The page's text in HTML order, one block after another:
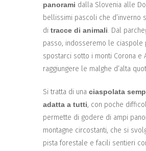
panorami dalla Slovenia alle
bellissimi pascoli che d’inverno
di tracce di animali. Dal
passo, indosseremo le ciaspole
spostarci sotto i monti Corona e
raggiungere le malghe d’alta
Si tratta di una ciaspolata
adatta a tutti, con poche
permette di godere di ampi
montagne circostanti, che si
pista forestale e facili sentieri